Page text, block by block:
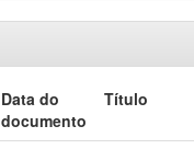
Data do
documento
Título